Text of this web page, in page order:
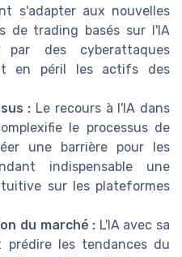
s'adapter aux nouvelles
de trading basés sur l'IA
des cyberattaques
en péril les actifs des
: Le recours à l'IA dans
le processus de
une barrière pour les
indispensable une
sur les plateformes
du marché : L'IA avec sa
prédire les tendances du